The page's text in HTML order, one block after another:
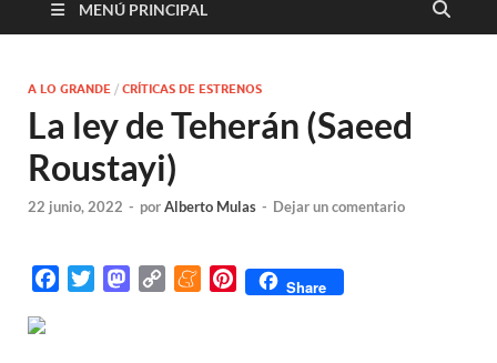
MENÚ PRINCIPAL
A LO GRANDE / CRÍTICAS DE ESTRENOS
La ley de Teherán (Saeed
Roustayi)
22 junio, 2022 - porAlberto Mulas - Dejar un comentario
M
M
P
Share